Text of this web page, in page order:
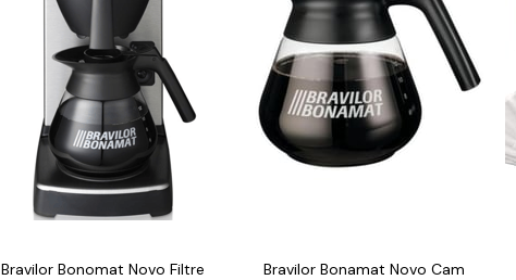
Bravilor Bonomat Novo Filtre
Bravilor Bonamat Novo Cam